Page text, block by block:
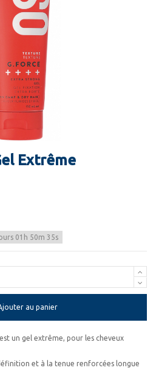
Extrême
01 h 50m 35s
au panier
un gel extrême, pour les cheveux
et à la tenue renforcées longue